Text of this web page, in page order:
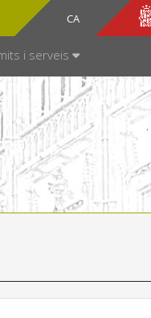
CA
ES
i serveis